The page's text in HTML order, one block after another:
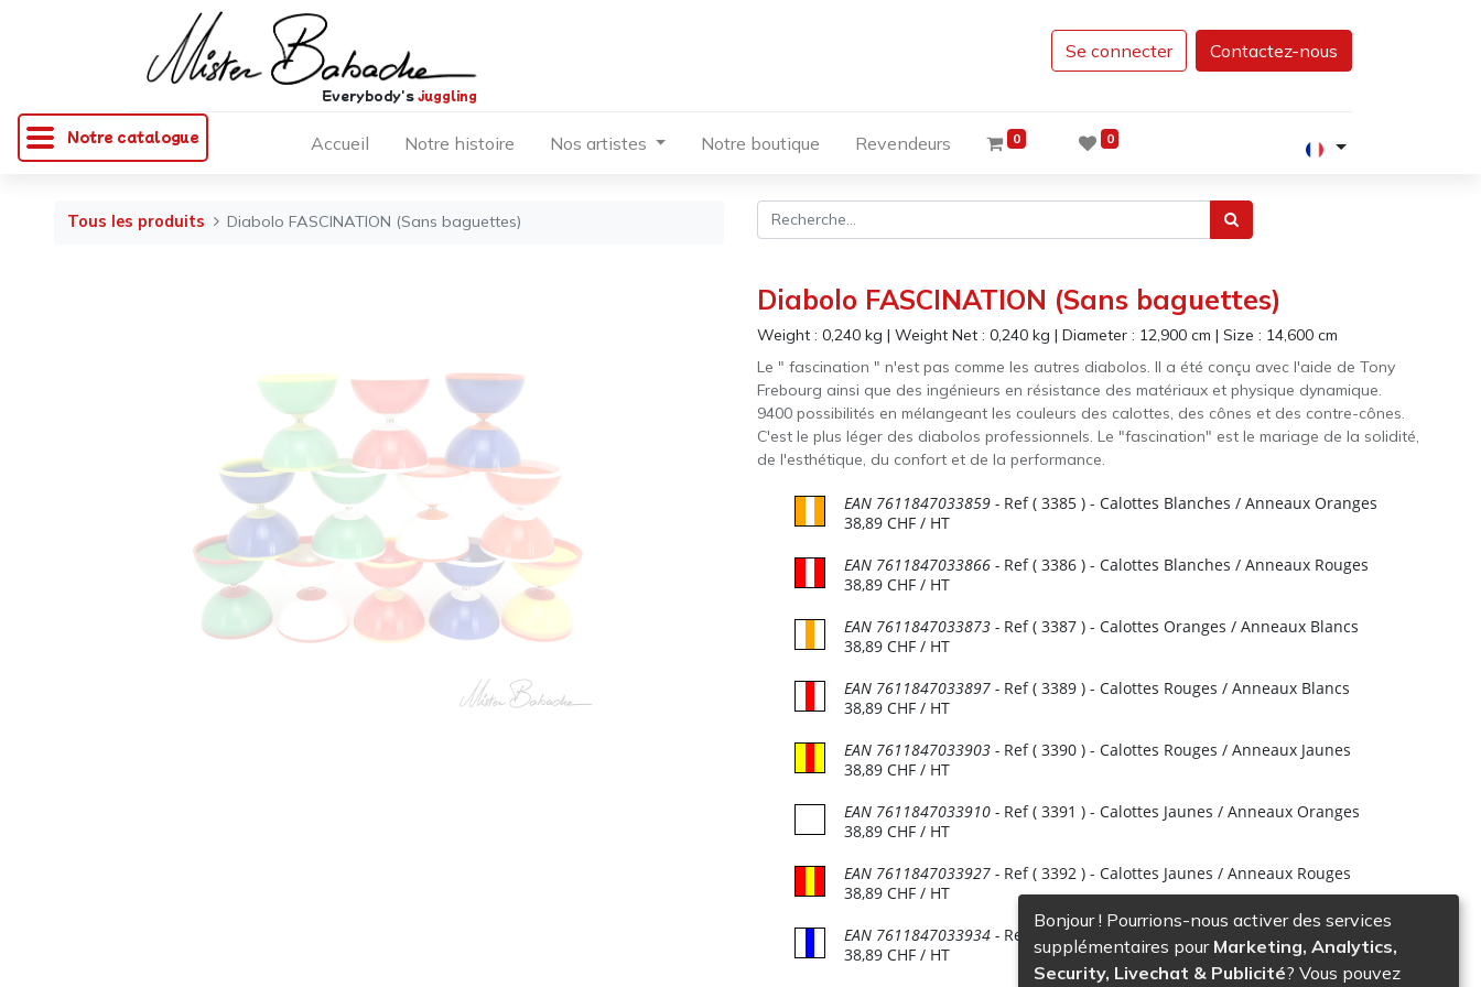
Notre catalogue
Everybody'sjuggling
Se connecter Contactez-nous
Accueil Notre histoire Nos artistes Notre boutique Revendeurs 0 0
Tous les produits Diabolo FASCINATION (Sans baguettes)
Diabolo FASCINATION (Sans baguettes)
Weight : 0,240kg | Weight Net : 0,240kg | Diameter : 12,900cm | Size : 14,600cm
Le " fascination " n'est pas comme les autres diabolos. Il a été conçu avec l'aide de Tony
Frebourg ainsi que des ingénieurs en résistance des matériaux et physique dynamique.
9400 possibilités en mélangeant les couleurs des calottes, des cônes et des contre-cônes.
C'est le plus léger des diabolos professionnels. Le "fascination" est le mariage de la solidité,
de l'esthétique, du confort et de la performance.
38,89CHF/ HT
EAN 7611847033859- Ref ( 3385) - Calottes Blanches / Anneaux Oranges
38,89CHF/ HT
EAN 7611847033866- Ref ( 3386) - Calottes Blanches / Anneaux Rouges
38,89CHF/ HT
EAN 7611847033873- Ref ( 3387) - Calottes Oranges / Anneaux Blancs
38,89CHF/ HT
EAN 7611847033897- Ref ( 3389) - Calottes Rouges / Anneaux Blancs
38,89CHF/ HT
EAN 7611847033903- Ref ( 3390) - Calottes Rouges / Anneaux Jaunes
38,89CHF/ HT
EAN 7611847033910- Ref ( 3391 ) - Calottes Jaunes / Anneaux Oranges
38,89CHF/ HT
EAN 7611847033927- Ref ( 3392 ) - Calottes Jaunes / Anneaux Rouges
38,89CHF/ HT
EAN 7611847033934- Ref ( 3393
Foire aux questions (FAQ)
Conditions Générales
De vente (CGV)
Devenir revendeur
Bonjour ! Pourrions-nous activer des services
supplémentaires pour Marketing, Analytics,
Security, Livechat & Publicité? Vous pouvez